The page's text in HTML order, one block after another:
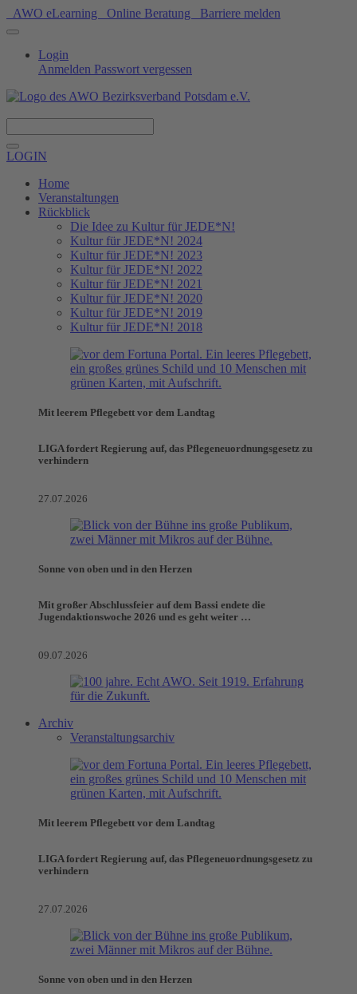
AWO eLearning Online Beratung Barriere melden
Login
Anmelden Passwort vergessen
LOGIN
Home
Veranstaltungen
Rückblick
Die Idee zu Kultur für JEDE*N!
Kultur für JEDE*N! 2024
Kultur für JEDE*N! 2023
Kultur für JEDE*N! 2022
Kultur für JEDE*N! 2021
Kultur für JEDE*N! 2020
Kultur für JEDE*N! 2019
Kultur für JEDE*N! 2018
Mit leerem Pflegebett vor dem Landtag
LIGA fordert Regierung auf, das Pflegeneuordnungsgesetz zu
verhindern
27.07.2026
Sonne von oben und in den Herzen
Mit großer Abschlussfeier auf dem Bassi endete die
Jugendaktionswoche 2026 und es geht weiter …
09.07.2026
Archiv
Veranstaltungsarchiv
Mit leerem Pflegebett vor dem Landtag
LIGA fordert Regierung auf, das Pflegeneuordnungsgesetz zu
verhindern
27.07.2026
Sonne von oben und in den Herzen